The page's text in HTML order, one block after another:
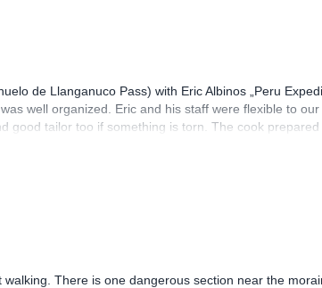
de Llanganuco Pass) with Eric Albinos „Peru
well organized. Eric and his staff were flexible to our
good tailor too if something is torn. The cook prepared
We (Karin, Franz. Wolfgang) can fully
There is one dangerous section near the